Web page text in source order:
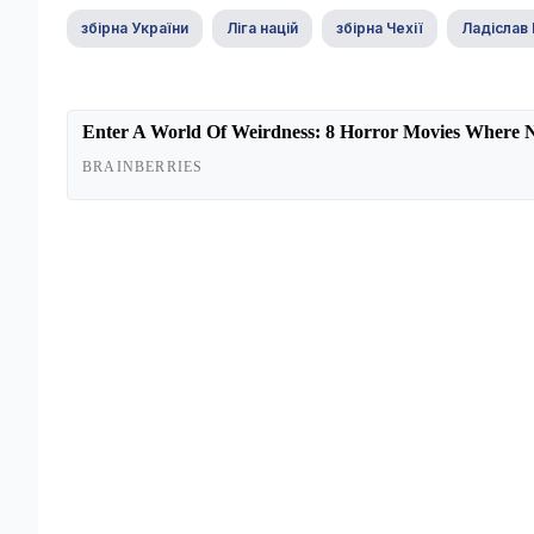
збірна України Ліга націй збірна Чехії Ладіслав